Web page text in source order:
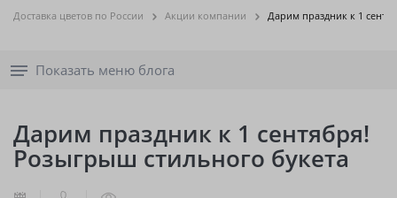
Доставка цветов по России Акции компании Дарим праздник к 1
Показать меню блога
Дарим праздник к 1 сентября!
Розыгрыш стильного букета